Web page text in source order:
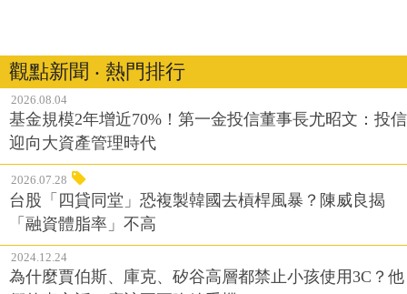
觀點新聞 ‧ 熱門排行
2026.08.04
基金規模2年增近70%！第一金投信董事長尤昭文：投信
迎向大資產管理時代
2026.07.28
台股「四貸同堂」恐複製韓國去槓桿風暴？陳威良揭
「融資體脂率」不高
2024.12.24
為什麼賈伯斯、庫克、矽谷高層都禁止小孩使用3C？他